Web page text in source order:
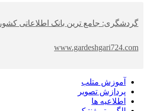
گردشگری: جامع ترین بانک اطلاعاتی کشور
www.gardeshgari724.com
آموزش متلب
پردازش تصویر
اطلاعیه ها